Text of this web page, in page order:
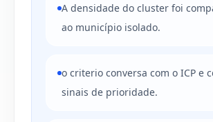
A densidade do cluster foi
ao município isolado.
o criterio conversa com o ICP e
sinais de prioridade.